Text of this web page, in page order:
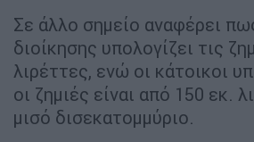
Σε άλλο σημείο αναφέρει
διοίκησης υπολογίζει τις
λιρέττες, ενώ οι κάτοικοι
οι ζημιές είναι από 150 εκ.
μισό δισεκατομμύριο.